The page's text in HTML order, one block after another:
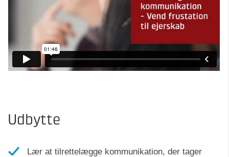
Udbytte
Lær at tilrettelægge kommunikation, der tager